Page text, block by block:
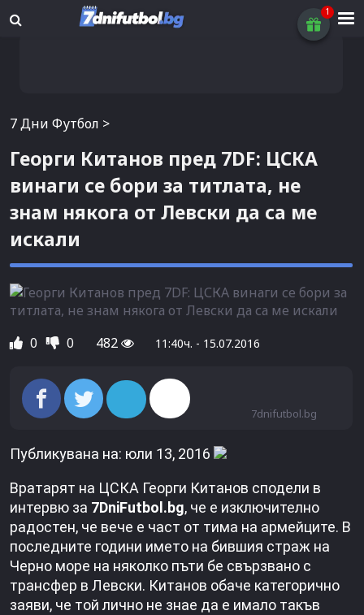
7 Дни Футбол >
Георги Китанов пред 7DF: ЦСКА
винаги се бори за титлата, не
знам някога от Левски да са ме
искали
0 0 482 11:40ч. - 15.07.2016
7dnifutbol.bg
Публикувана на: юли 13, 2016
Вратарят на ЦСКА Георги Китанов сподели в
интервю за 7DniFutbol.bg, че е изключително
радостен, че вече е част от тима на армейците. В
последните години името на бившия страж на
Черно море на няколко пъти бе свързвано с
трансфер в Левски. Китанов обаче категорично
заяви, че той лично не знае да е имало такъв